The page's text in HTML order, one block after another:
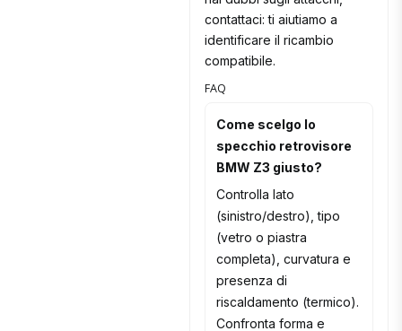
contattaci: ti aiutiamo a
identificare il ricambio
compatibile.
FAQ
Come scelgo lo
specchio retrovisore
BMW Z3 giusto?
Controlla lato
(sinistro/destro), tipo
(vetro o piastra
completa), curvatura e
presenza di
riscaldamento (termico).
Confronta forma e